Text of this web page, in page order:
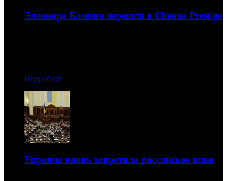
Элеонора Комина перешла в Cinema Prestige
Подробнее
Украина вновь запретила российское кино